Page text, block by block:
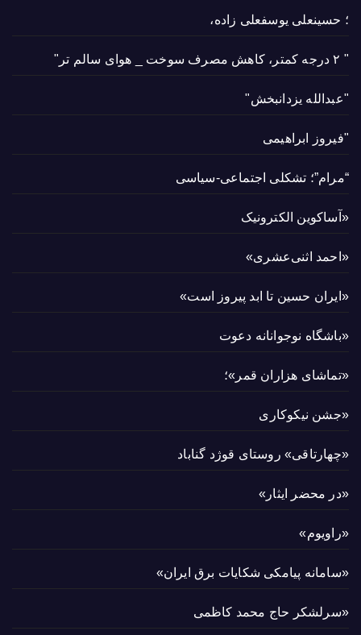
؛ حسینعلی یوسفعلی زاده،
" ۲ درجه کمتر، کاهش مصرف سوخت _ هوای سالم تر"
"عبدالله یزدانبخش"
"فیروز ابراهیمی
“مرام”؛ تشکلی اجتماعی-سیاسی
«آساکوین الکترونیک
«احمد اثنی‌عشری»
«ایران حسین تا ابد پیروز است»
«باشگاه نوجوانانه دعوت
«تماشای هزاران قمر»؛
«جشن نیکوکاری
«چهارتاقی» روستای قوژد گناباد
«در محضر ایثار»
«راویوم»
«سامانه پیامکی شکایات برق ایران»
«سرلشکر حاج محمد کاظمی